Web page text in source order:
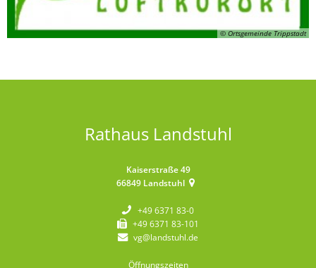
© Ortsgemeinde Trippstadt
Rathaus Landstuhl
Kaiserstraße 49
66849 Landstuhl
+49 6371 83-0
+49 6371 83-101
vg@landstuhl.de
Öffnungszeiten